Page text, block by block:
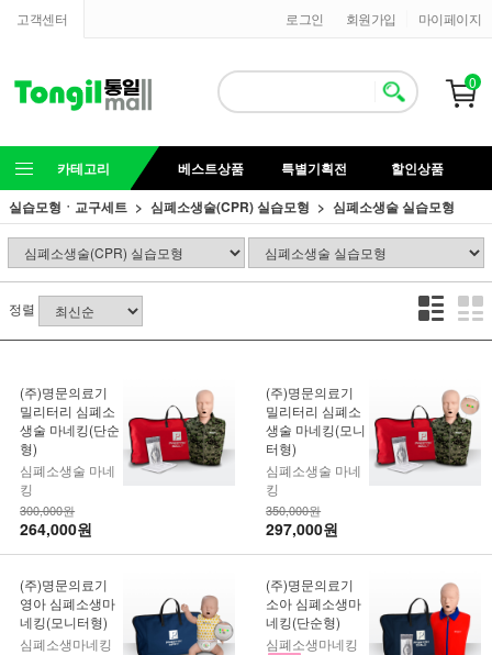
고객센터 마이페이지
회원가입
로그인
0
카테고리 베스트상품 특별기획전
할인상품
실습모형ㆍ교구세트
심폐소생술(CPR) 실습모형 심폐소생술 실습모형
정렬
(주)명문의료기
밀리터리 심폐소
생술 마네킹(단순
형)
심폐소생술 마네
킹
300,000원
264,000원
(주)명문의료기
밀리터리 심폐소
생술 마네킹(모니
터형)
심폐소생술 마네
킹
350,000원
297,000원
(주)명문의료기
영아 심폐소생마
네킹(모니터형)
심폐소생마네킹
(주)명문의료기
소아 심폐소생마
네킹(단순형)
심폐소생마네킹